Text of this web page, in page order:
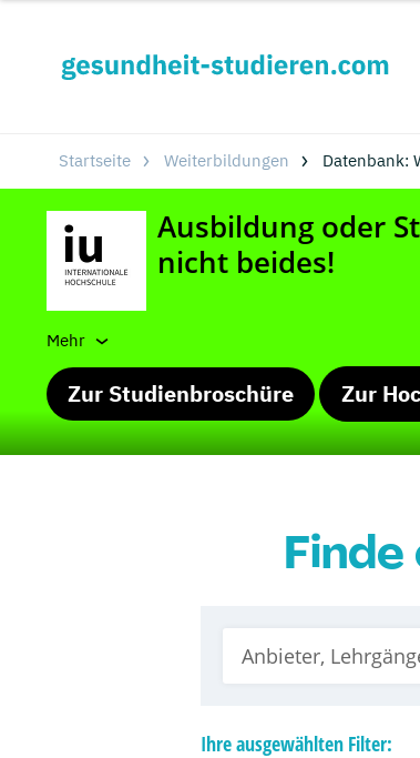
Startseite Weiterbildungen Datenbank:
Mehr
Zur Studienbroschüre Zur
Ihreausgewählten Filter: